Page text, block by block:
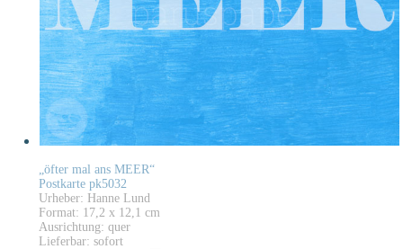
„öfter mal ans MEER“
Postkarte pk5032
Urheber: Hanne Lund
Format: 17,2 x 12,1 cm
Ausrichtung: quer
Lieferbar: sofort